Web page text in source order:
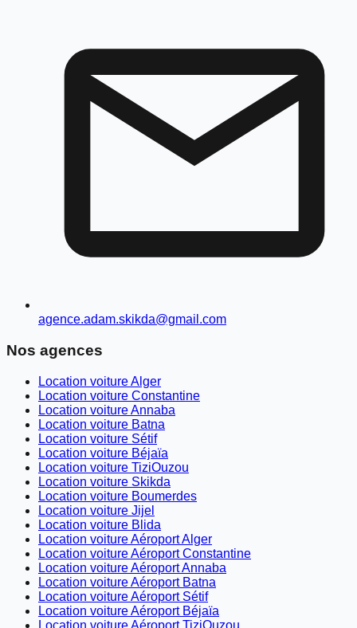
agence.adam.skikda@gmail.com
Nos agences
Location voiture Alger
Location voiture Constantine
Location voiture Annaba
Location voiture Batna
Location voiture Sétif
Location voiture Béjaïa
Location voiture TiziOuzou
Location voiture Skikda
Location voiture Boumerdes
Location voiture Jijel
Location voiture Blida
Location voiture Aéroport Alger
Location voiture Aéroport Constantine
Location voiture Aéroport Annaba
Location voiture Aéroport Batna
Location voiture Aéroport Sétif
Location voiture Aéroport Béjaïa
Location voiture Aéroport TiziOuzou